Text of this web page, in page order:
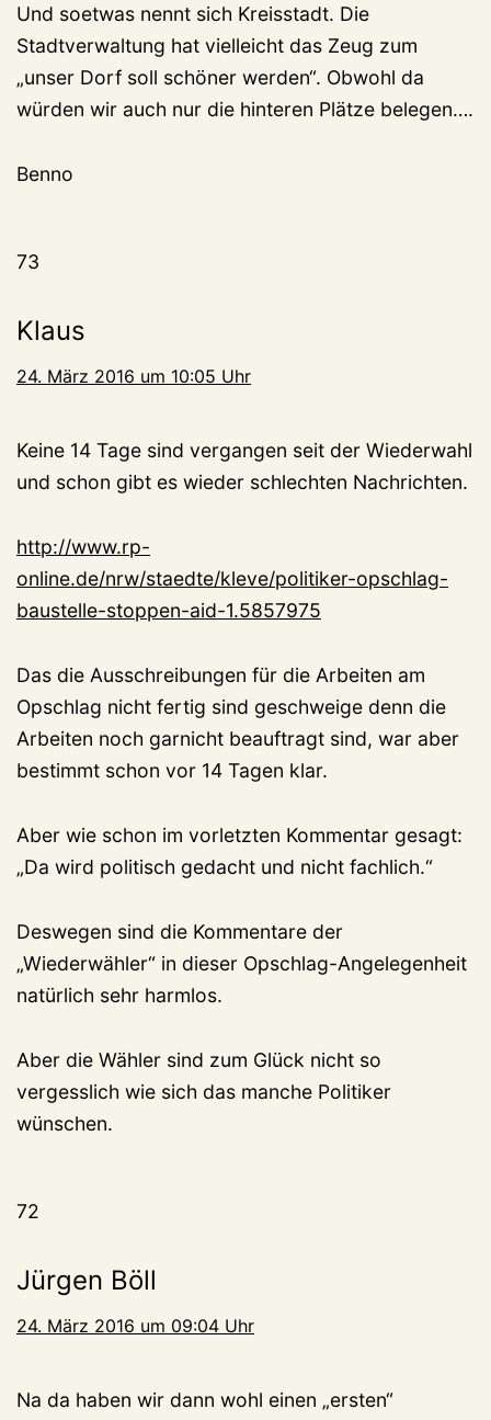
Und soetwas nennt sich Kreisstadt. Die
Stadtverwaltung hat vielleicht das Zeug zum
„unser Dorf soll schöner werden“. Obwohl da
würden wir auch nur die hinteren Plätze belegen….
Benno
73
Klaus
24. März 2016 um 10:05 Uhr
Keine 14 Tage sind vergangen seit der Wiederwahl
und schon gibt es wieder schlechten Nachrichten.
http://www.rp-
online.de/nrw/staedte/kleve/politiker-opschlag-
baustelle-stoppen-aid-1.5857975
Das die Ausschreibungen für die Arbeiten am
Opschlag nicht fertig sind geschweige denn die
Arbeiten noch garnicht beauftragt sind, war aber
bestimmt schon vor 14 Tagen klar.
Aber wie schon im vorletzten Kommentar gesagt:
„Da wird politisch gedacht und nicht fachlich.“
Deswegen sind die Kommentare der
„Wiederwähler“ in dieser Opschlag-Angelegenheit
natürlich sehr harmlos.
Aber die Wähler sind zum Glück nicht so
vergesslich wie sich das manche Politiker
wünschen.
72
Jürgen Böll
24. März 2016 um 09:04 Uhr
Na da haben wir dann wohl einen „ersten“